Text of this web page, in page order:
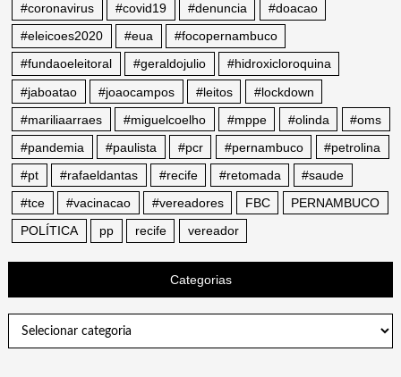
#coronavirus
#covid19 #denuncia
#doacao
#eleicoes2020
#eua
#focopernambuco
#fundaoeleitoral
#geraldojulio
#hidroxicloroquina
#jaboatao
#joaocampos #leitos
#lockdown
#mariliaarraes
#miguelcoelho #mppe #olinda
#oms
#pandemia
#paulista #pcr #pernambuco
#petrolina
#pt
#rafaeldantas #recife #retomada
#saude
#tce
#vacinacao #vereadores FBC
PERNAMBUCO
POLÍTICA
pp recife vereador
Categorias